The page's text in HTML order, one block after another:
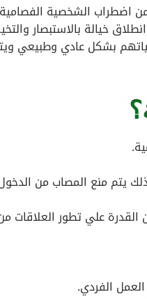
اضطراب الشخصية
خيالة بالاستبصار
حياتهم بشكل عادي وطبيعي
يتم منع المصاب من
علي تطور العلاقات
الفردي.